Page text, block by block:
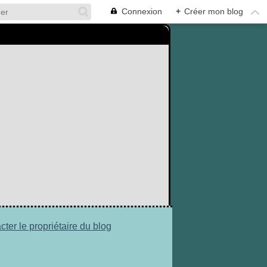
Connexion + Créer mon blog
le propriétaire du blog